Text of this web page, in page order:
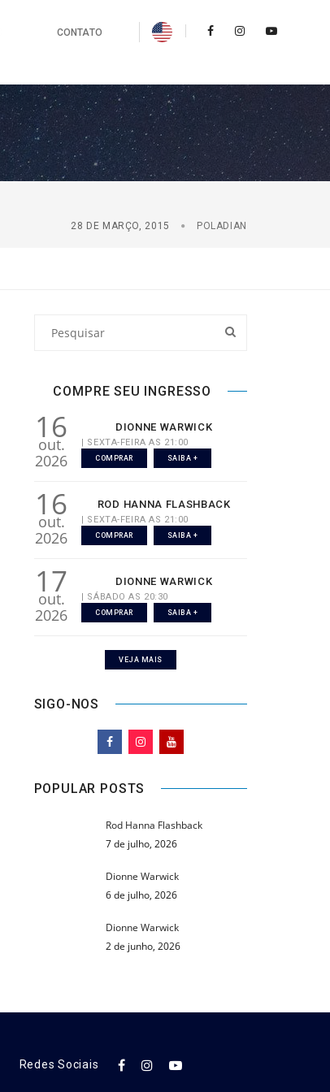
CONTATO
28 DE MARÇO, 2015 POLADIAN
COMPRE SEU INGRESSO
16
out.
2026
DIONNE WARWICK
| SEXTA-FEIRA AS 21:00
COMPRAR SAIBA +
16
out.
2026
ROD HANNA FLASHBACK
| SEXTA-FEIRA AS 21:00
COMPRAR SAIBA +
17
out.
2026
DIONNE WARWICK
| SÁBADO AS 20:30
COMPRAR SAIBA +
VEJA MAIS
SIGO-NOS
POPULAR POSTS
Rod Hanna Flashback
7 de julho, 2026
Dionne Warwick
6 de julho, 2026
Dionne Warwick
2 de junho, 2026
Redes Sociais